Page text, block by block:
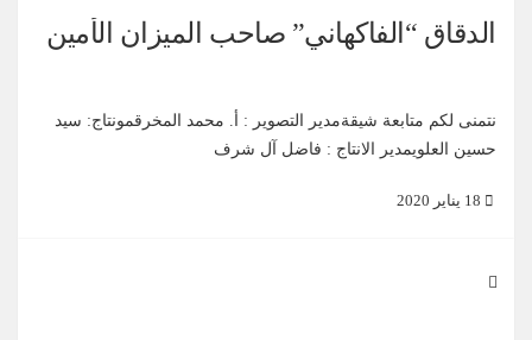
الدقاق “الفاكهاني” صاحب الميزان الأمين
نتمنى لكم متابعة شيقةمدير التصوير : أ. محمد المخرقمونتاج: سيد
حسين العلويمدير الانتاج : فاضل آل شرف